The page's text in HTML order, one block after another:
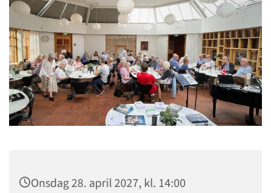
Onsdag 28. april 2027, kl. 14:00